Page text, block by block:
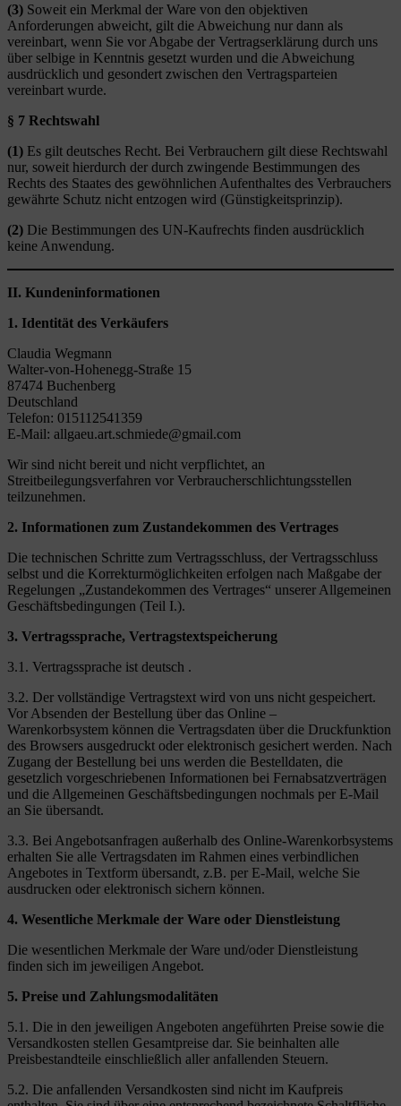
(3) Soweit ein Merkmal der Ware von den objektiven
Anforderungen abweicht, gilt die Abweichung nur dann als
vereinbart, wenn Sie vor Abgabe der Vertragserklärung durch uns
über selbige in Kenntnis gesetzt wurden und die Abweichung
ausdrücklich und gesondert zwischen den Vertragsparteien
vereinbart wurde.
§ 7 Rechtswahl
(1) Es gilt deutsches Recht. Bei Verbrauchern gilt diese Rechtswahl
nur, soweit hierdurch der durch zwingende Bestimmungen des
Rechts des Staates des gewöhnlichen Aufenthaltes des Verbrauchers
gewährte Schutz nicht entzogen wird (Günstigkeitsprinzip).
(2) Die Bestimmungen des UN-Kaufrechts finden ausdrücklich
keine Anwendung.
II. Kundeninformationen
1. Identität des Verkäufers
Claudia Wegmann
Walter-von-Hohenegg-Straße 15
87474 Buchenberg
Deutschland
Telefon: 015112541359
E-Mail: allgaeu.art.schmiede@gmail.com
Wir sind nicht bereit und nicht verpflichtet, an
Streitbeilegungsverfahren vor Verbraucherschlichtungsstellen
teilzunehmen.
2. Informationen zum Zustandekommen des Vertrages
Die technischen Schritte zum Vertragsschluss, der Vertragsschluss
selbst und die Korrekturmöglichkeiten erfolgen nach Maßgabe der
Regelungen „Zustandekommen des Vertrages“ unserer Allgemeinen
Geschäftsbedingungen (Teil I.).
3. Vertragssprache, Vertragstextspeicherung
3.1. Vertragssprache ist deutsch .
3.2. Der vollständige Vertragstext wird von uns nicht gespeichert.
Vor Absenden der Bestellung über das Online –
Warenkorbsystem können die Vertragsdaten über die Druckfunktion
des Browsers ausgedruckt oder elektronisch gesichert werden. Nach
Zugang der Bestellung bei uns werden die Bestelldaten, die
gesetzlich vorgeschriebenen Informationen bei Fernabsatzverträgen
und die Allgemeinen Geschäftsbedingungen nochmals per E-Mail
an Sie übersandt.
3.3. Bei Angebotsanfragen außerhalb des Online-Warenkorbsystems
erhalten Sie alle Vertragsdaten im Rahmen eines verbindlichen
Angebotes in Textform übersandt, z.B. per E-Mail, welche Sie
ausdrucken oder elektronisch sichern können.
4. Wesentliche Merkmale der Ware oder Dienstleistung
Die wesentlichen Merkmale der Ware und/oder Dienstleistung
finden sich im jeweiligen Angebot.
5. Preise und Zahlungsmodalitäten
5.1. Die in den jeweiligen Angeboten angeführten Preise sowie die
Versandkosten stellen Gesamtpreise dar. Sie beinhalten alle
Preisbestandteile einschließlich aller anfallenden Steuern.
5.2. Die anfallenden Versandkosten sind nicht im Kaufpreis